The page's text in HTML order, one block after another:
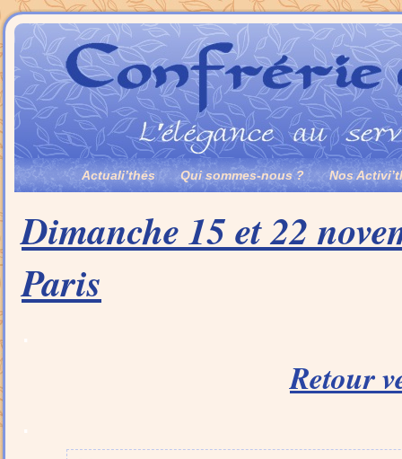
Actuali’thés Qui sommes-nous ? Nos
Dimanche 15 et 22
Paris
Retour